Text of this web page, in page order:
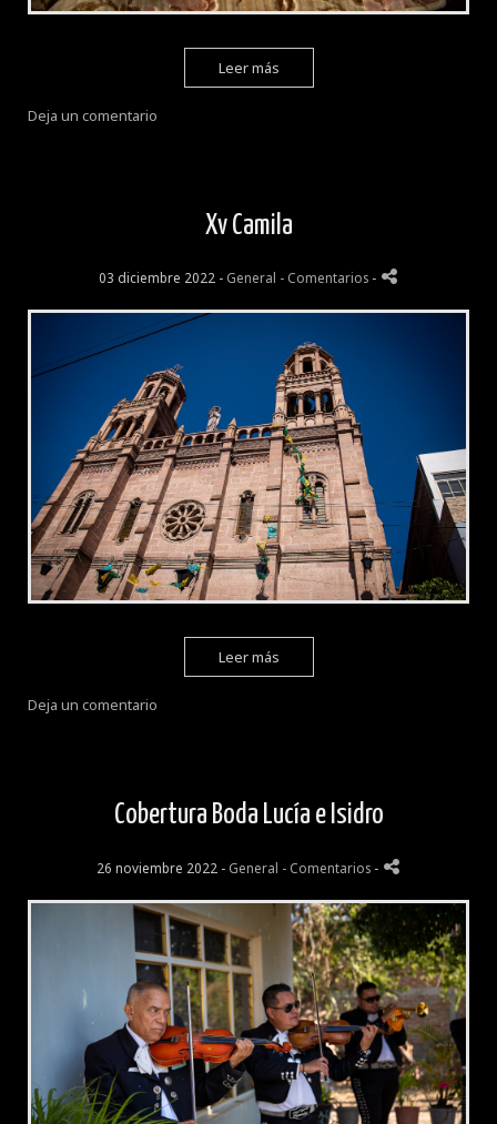
Leer más
Deja un comentario
Xv Camila
03 diciembre 2022 - General - Comentarios -
Leer más
Deja un comentario
Cobertura Boda Lucía e Isidro
26 noviembre 2022 - General - Comentarios -